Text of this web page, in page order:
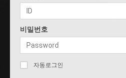
비밀번호
자동로그인